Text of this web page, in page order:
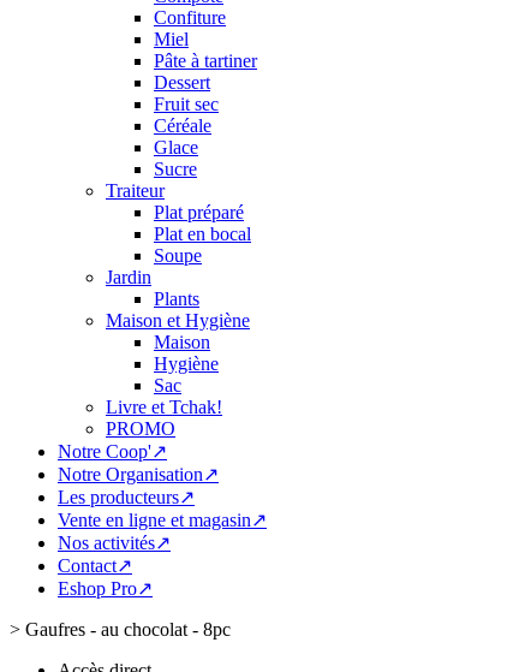
Confiture
Miel
Pâte à tartiner
Dessert
Fruit sec
Céréale
Glace
Sucre
Traiteur
Plat préparé
Plat en bocal
Soupe
Jardin
Plants
Maison et Hygiène
Maison
Hygiène
Sac
Livre et Tchak!
PROMO
Notre Coop'↗
Notre Organisation↗
Les producteurs↗
Vente en ligne et magasin↗
Nos activités↗
Contact↗
Eshop Pro↗
> Gaufres - au chocolat - 8pc